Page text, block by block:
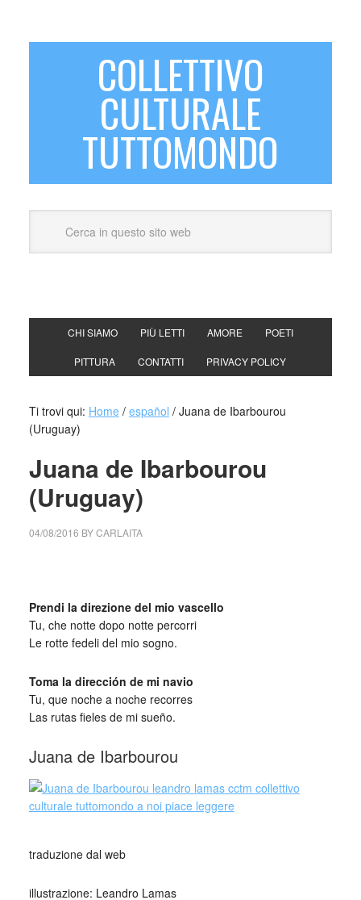
COLLETTIVO
CULTURALE
TUTTOMONDO
CHI SIAMO PIÙ LETTI AMORE POETI
PITTURA CONTATTI PRIVACY POLICY
Ti trovi qui: Home / español /Juana de Ibarbourou
(Uruguay)
Juana de Ibarbourou
(Uruguay)
04/08/2016 BYCARLAITA
Prendi la direzione del mio vascello
Tu, che notte dopo notte percorri
Le rotte fedeli del mio sogno.
Toma la dirección de mi navio
Tu, que noche a noche recorres
Las rutas fieles de mi sueño.
Juana de Ibarbourou
traduzione dal web
illustrazione: Leandro Lamas